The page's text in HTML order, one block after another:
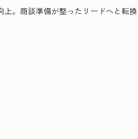
。商談準備が整ったリードへと転換